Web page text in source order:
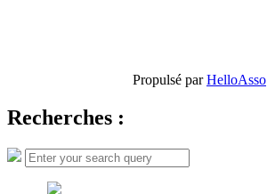
Propulsé parHelloAsso
Recherches :
Search
for:
Search